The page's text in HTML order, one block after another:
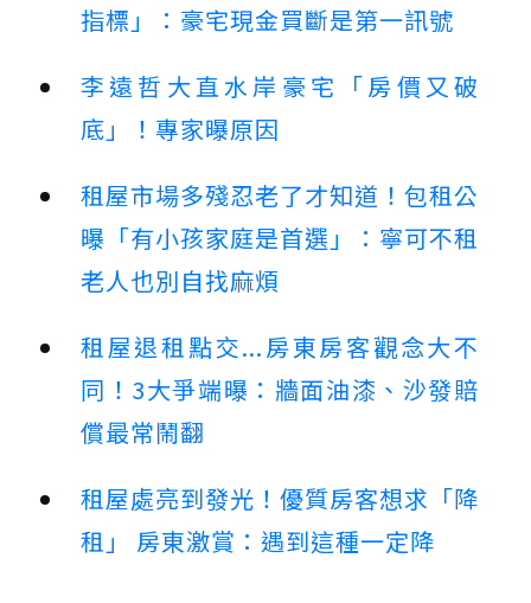
指標」：豪宅現金買斷是第一訊號
李遠哲大直水岸豪宅「房價又破
底」！專家曝原因
租屋市場多殘忍老了才知道！包租公
曝「有小孩家庭是首選」：寧可不租
老人也別自找麻煩
租屋退租點交...房東房客觀念大不
同！3大爭端曝：牆面油漆、沙發賠
償最常鬧翻
租屋處亮到發光！優質房客想求「降
租」 房東激賞：遇到這種一定降